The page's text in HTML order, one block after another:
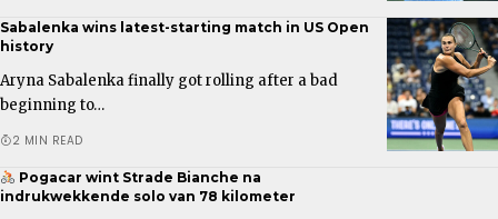
Sabalenka wins latest-starting match in US Open
history
Aryna Sabalenka finally got rolling after a bad
beginning to…
2 MIN READ
Pogacar wint Strade Bianche na
indrukwekkende solo van 78 kilometer